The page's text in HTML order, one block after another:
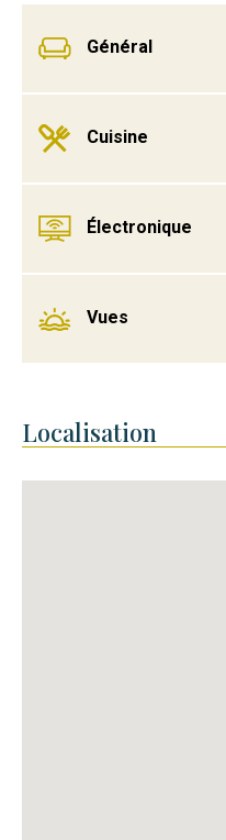
Général
Cuisine
Électronique
Vues
Localisation